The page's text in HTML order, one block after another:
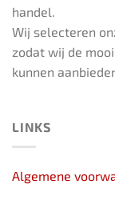
handel.
Wij selecteren
zodat wij de
kunnen
LINKS
Algemene